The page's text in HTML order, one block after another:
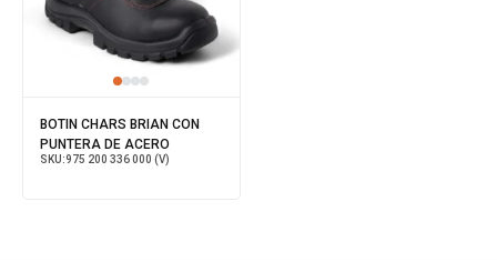
BOTIN CHARS BRIAN CON
PUNTERA DE ACERO
SKU:975 200 336 000 (V)